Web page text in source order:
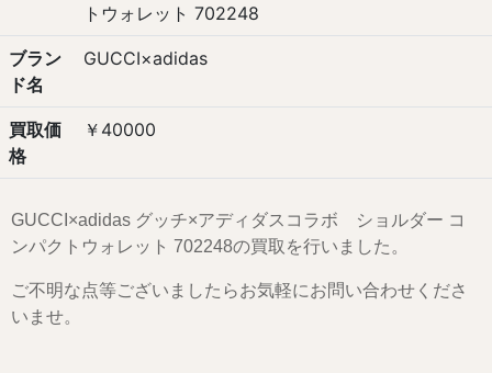
トウォレット 702248
ブラン
ド名
GUCCI×adidas
買取価
格
￥40000
GUCCI×adidas グッチ×アディダスコラボ ショルダー コ
ンパクトウォレット 702248の買取を行いました。
ご不明な点等ございましたらお気軽にお問い合わせくださ
いませ。